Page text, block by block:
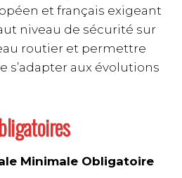
et français exigeant
niveau de sécurité sur
routier et permettre
s’adapter aux évolutions
Minimale Obligatoire